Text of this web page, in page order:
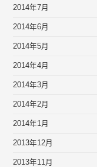
2014年7月
2014年6月
2014年5月
2014年4月
2014年3月
2014年2月
2014年1月
2013年12月
2013年11月